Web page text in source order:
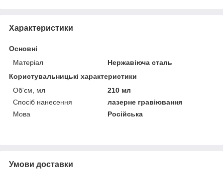
Характеристики
Основні
Матеріал
Нержавіюча сталь
Користувальницькі характеристики
Об'єм, мл
210 мл
Спосіб нанесення
лазерне гравіювання
Мова
Російська
Умови доставки